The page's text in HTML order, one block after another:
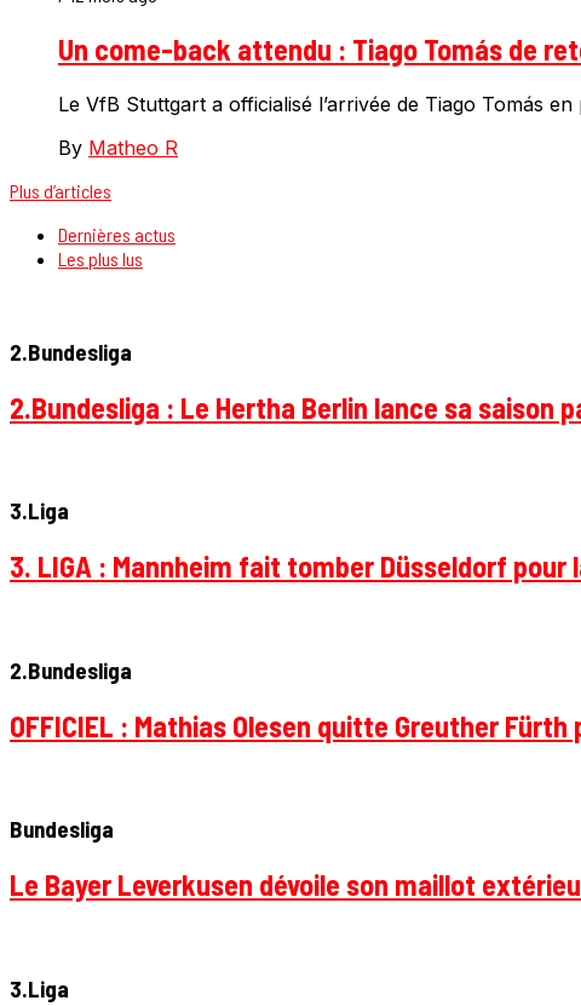
Un come-back attendu : Tiago Tomás de
Le VfB Stuttgart a officialisé l’arrivée de Tiago Tomás
By Matheo R
Plus d’articles
Dernières actus
Les plus lus
2.Bundesliga
2.Bundesliga : Le Hertha Berlin lance sa saison
3.Liga
3. LIGA : Mannheim fait tomber Düsseldorf pour
2.Bundesliga
OFFICIEL : Mathias Olesen quitte Greuther Fürth
Bundesliga
Le Bayer Leverkusen dévoile son maillot
3.Liga